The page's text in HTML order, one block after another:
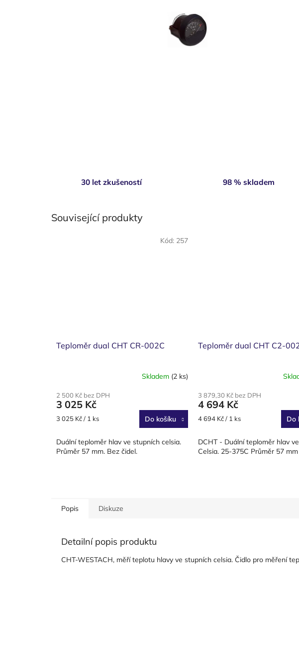
30 let zkušeností 98 % skladem
Související produkty
Teploměr dual CHT CR-002C
Skladem (2 ks)
2 500 Kč bez DPH
3 025 Kč
Měrná
3 025 Kč / 1 ks Do košíku
Duální teploměr hlav ve stupních celsia.
Průměr 57 mm. Bez čidel.
Kód: 257
Teploměr dual CHT C2-
3 879,30 Kč bez DPH
4 694 Kč
Měrná
4 694 Kč / 1 ks Do
DCHT - Duální teploměr hlav
Celsia. 25-375C Průměr 57
Popis Diskuze
Detailní popis produktu
CHT-WESTACH, měří teplotu hlavy ve stupních celsia. Čidlo pro měření